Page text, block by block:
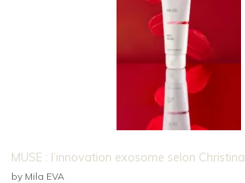
MUSE : l’innovation exosome selon Christina
by Mila EVA